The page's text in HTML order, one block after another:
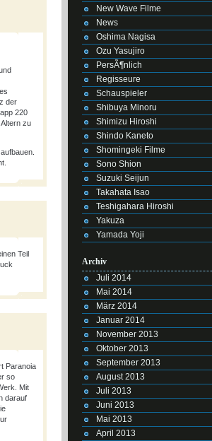
der
220
zu
Teil
Paranoia
so
Mit
darauf
New Wave Filme
News
Oshima Nagisa
Ozu Yasujiro
PersÃ¶nlich
Regisseure
Schauspieler
Shibuya Minoru
Shimizu Hiroshi
Shindo Kaneto
Shomingeki Filme
Sono Shion
Suzuki Seijun
Takahata Isao
Teshigahara Hiroshi
Yakuza
Yamada Yoji
Archiv
Juli 2014
Mai 2014
März 2014
Januar 2014
November 2013
Oktober 2013
September 2013
August 2013
Juli 2013
Juni 2013
Mai 2013
April 2013